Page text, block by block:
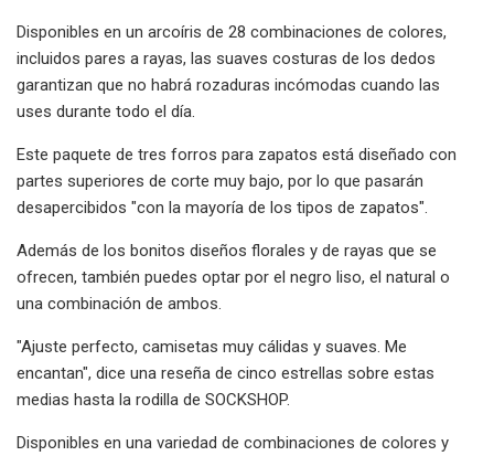
Disponibles en un arcoíris de 28 combinaciones de colores,
incluidos pares a rayas, las suaves costuras de los dedos
garantizan que no habrá rozaduras incómodas cuando las
uses durante todo el día.
Este paquete de tres forros para zapatos está diseñado con
partes superiores de corte muy bajo, por lo que pasarán
desapercibidos "con la mayoría de los tipos de zapatos".
Además de los bonitos diseños florales y de rayas que se
ofrecen, también puedes optar por el negro liso, el natural o
una combinación de ambos.
"Ajuste perfecto, camisetas muy cálidas y suaves. Me
encantan", dice una reseña de cinco estrellas sobre estas
medias hasta la rodilla de SOCKSHOP.
Disponibles en una variedad de combinaciones de colores y